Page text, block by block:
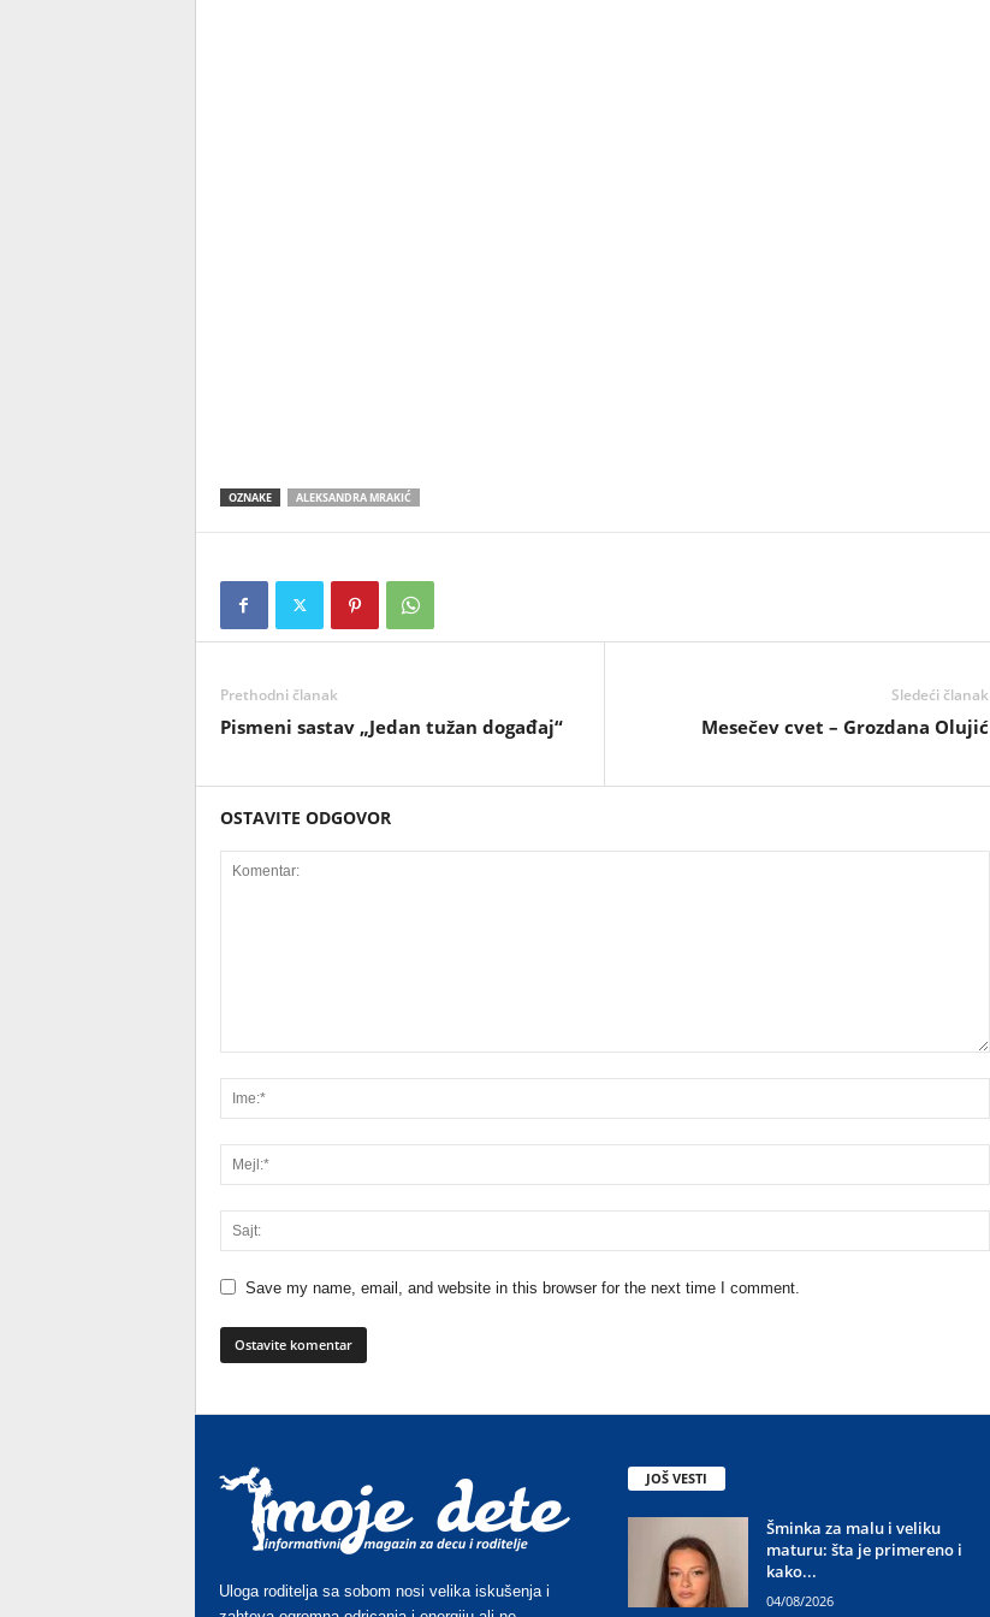
OZNAKE ALEKSANDRA MRAKIĆ
Prethodni članak
Pismeni sastav „Jedan tužan događaj“
Sledeći članak
Mesečev cvet – Grozdana Olujić
OSTAVITE ODGOVOR
Save my name, email, and website in this browser for the next time I comment.
Uloga roditelja sa sobom nosi velika iskušenja i
JOŠ VESTI
Šminka za malu i veliku
maturu: šta je primereno i
kako...
04/08/2026